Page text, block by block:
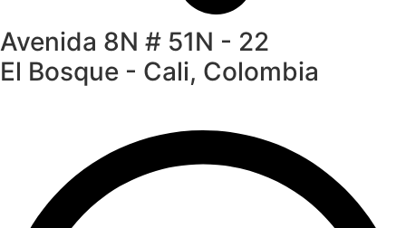
Avenida 8N # 51N - 22
El Bosque - Cali, Colombia